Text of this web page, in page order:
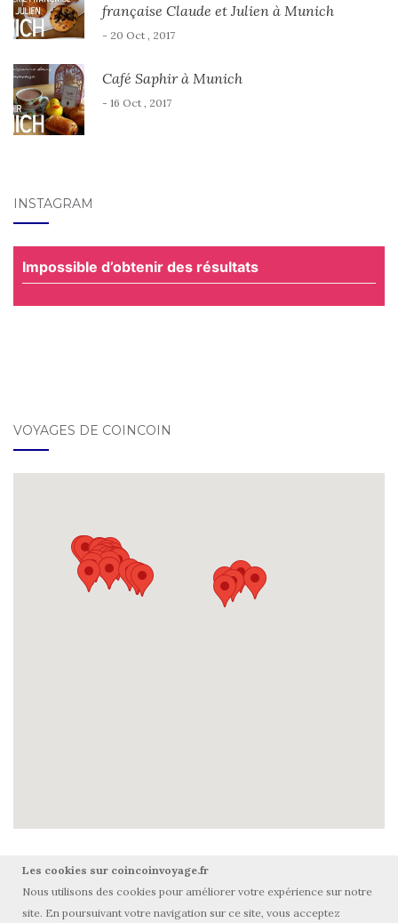
française Claude et Julien à Munich
- 20 Oct , 2017
Café Saphir à Munich
- 16 Oct , 2017
INSTAGRAM
Impossible d’obtenir des résultats
VOYAGES DE COINCOIN
Les cookies sur coincoinvoyage.fr
Nous utilisons des cookies pour améliorer votre expérience sur notre
site. En poursuivant votre navigation sur ce site, vous acceptez